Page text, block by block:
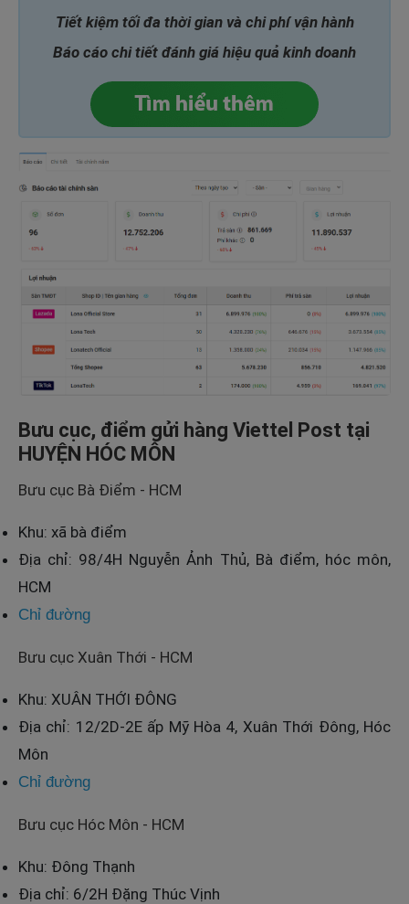
Tiết kiệm tối đa thời gian và chi phí vận hành
Báo cáo chi tiết đánh giá hiệu quả kinh doanh
Bưu cục, điểm gửi hàng Viettel Post tại
HUYỆN HÓC MÔN
Bưu cục Bà Điểm - HCM
Khu: xã bà điểm
Địa chỉ: 98/4H Nguyễn Ảnh Thủ, Bà điểm, hóc môn,
HCM
Chỉ đường
Bưu cục Xuân Thới - HCM
Khu: XUÂN THỚI ĐÔNG
Địa chỉ: 12/2D-2E ấp Mỹ Hòa 4, Xuân Thới Đông, Hóc
Môn
Chỉ đường
Bưu cục Hóc Môn - HCM
Khu: Đông Thạnh
Địa chỉ: 6/2H Đặng Thúc Vịnh